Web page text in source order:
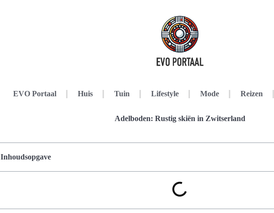
EVO Portaal Huis Tuin Lifestyle Mode Reizen
Adelboden: Rustig skiën in Zwitserland
Inhoudsopgave